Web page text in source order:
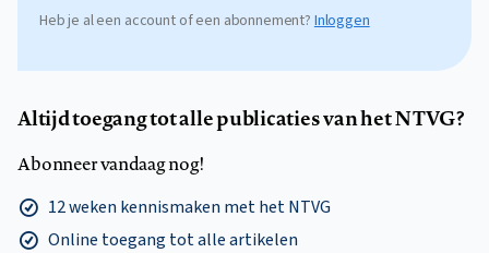
Heb je al een account of een abonnement? Inloggen
Altijd toegang tot alle publicaties van het NTVG?
Abonneer vandaag nog!
12 weken kennismaken met het NTVG
Online toegang tot alle artikelen